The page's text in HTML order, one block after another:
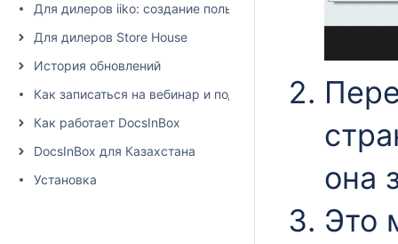
Для дилеров iiko: создание пользователя и настройка
Для дилеров Store House
История обновлений
Как записаться на вебинар и подписаться на рассылку
Как работает DocsInBox
DocsInBox для Казахстана
Установка
она
Это